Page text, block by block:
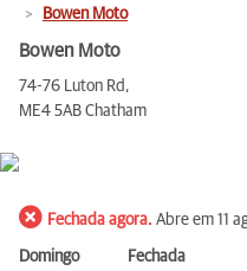
Bowen Moto
Bowen Moto
74-76 Luton Rd,
ME4 5AB Chatham
Fechada agora. Abre em 11
Domingo
Fechada